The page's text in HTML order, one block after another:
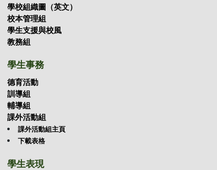
學校組織圖（英文）
校本管理組
學生支援與校風
教務組
學生事務
德育活動
訓導組
輔導組
課外活動組
課外活動組主頁
下載表格
學生表現